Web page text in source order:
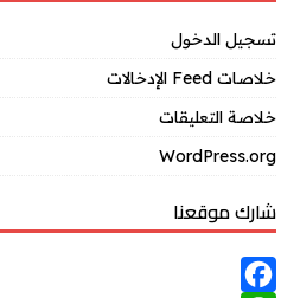
تسجيل الدخول
خلاصات Feed الإدخالات
خلاصة التعليقات
WordPress.org
شارك موقعنا